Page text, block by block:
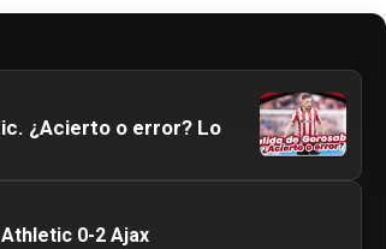
¿Acierto o error? Lo
0-2 Ajax